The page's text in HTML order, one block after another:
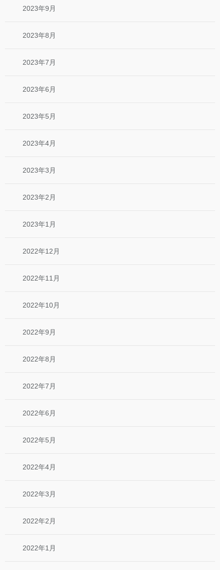
2023年9月
2023年8月
2023年7月
2023年6月
2023年5月
2023年4月
2023年3月
2023年2月
2023年1月
2022年12月
2022年11月
2022年10月
2022年9月
2022年8月
2022年7月
2022年6月
2022年5月
2022年4月
2022年3月
2022年2月
2022年1月